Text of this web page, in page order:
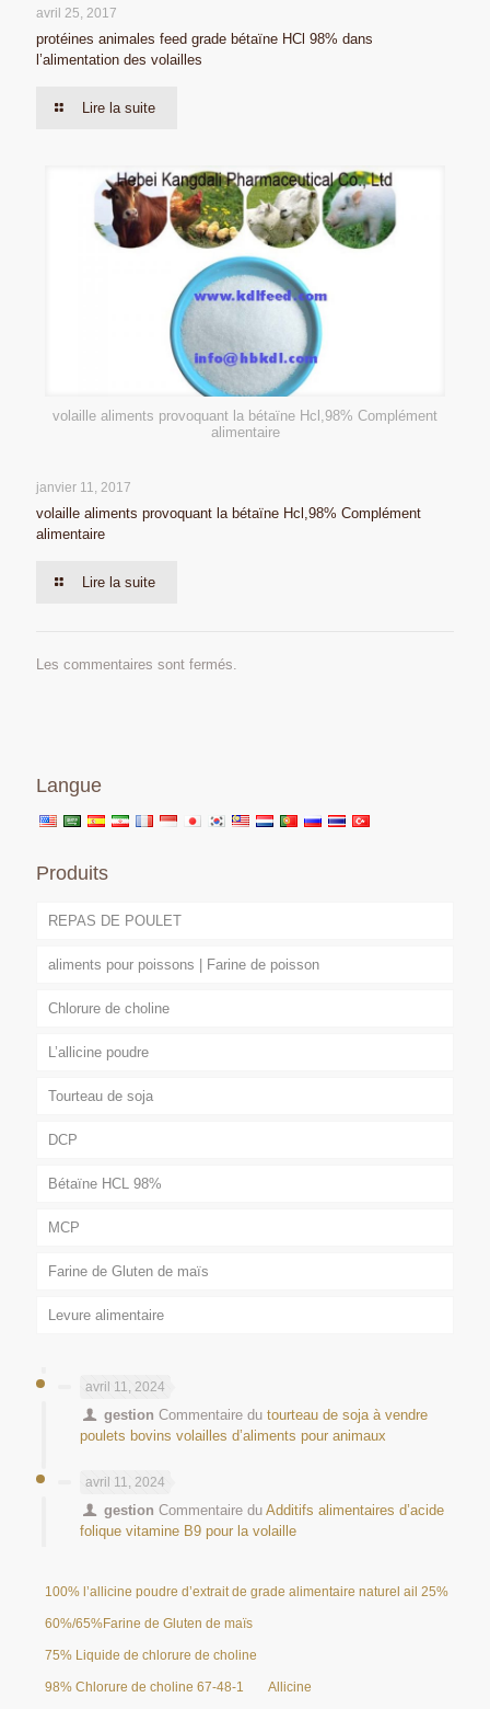
avril 25, 2017
protéines animales feed grade bétaïne HCl 98% dans
l’alimentation des volailles
Lire la suite
volaille aliments provoquant la bétaïne Hcl,98% Complément
alimentaire
janvier 11, 2017
volaille aliments provoquant la bétaïne Hcl,98% Complément
alimentaire
Lire la suite
Les commentaires sont fermés.
Langue
Produits
REPAS DE POULET
aliments pour poissons | Farine de poisson
Chlorure de choline
L’allicine poudre
Tourteau de soja
DCP
Bétaïne HCL 98%
MCP
Farine de Gluten de maïs
Levure alimentaire
avril 11, 2024
gestion Commentaire dutourteau de soja à vendre
poulets bovins volailles d’aliments pour animaux
avril 11, 2024
gestion Commentaire duAdditifs alimentaires d’acide
folique vitamine B9 pour la volaille
100% l’allicine poudre d’extrait de grade alimentaire naturel ail 25%
60%/65%Farine de Gluten de maïs
75% Liquide de chlorure de choline
98% Chlorure de choline 67-48-1 Allicine